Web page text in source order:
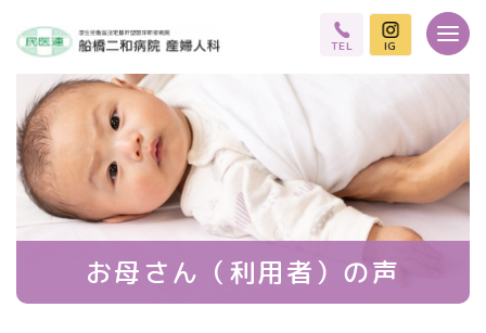
TEL IG
お母さん（利用者）の声